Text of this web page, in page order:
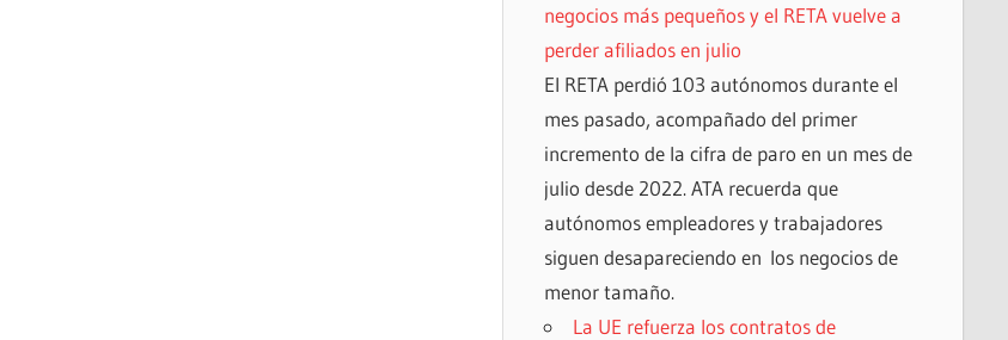
negocios más pequeños y el RETA vuelve a
perder afiliados en julio
El RETA perdió 103 autónomos durante el
mes pasado, acompañado del primer
incremento de la cifra de paro en un mes de
julio desde 2022. ATA recuerda que
autónomos empleadores y trabajadores
siguen desapareciendo en los negocios de
menor tamaño.
La UE refuerza los contratos de